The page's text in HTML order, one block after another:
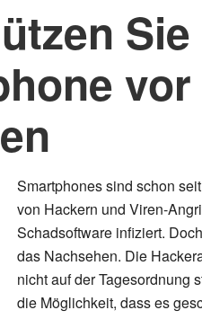
Smartphones sind schon
von Hackern und Viren-
Schadsoftware infiziert.
das Nachsehen. Die
nicht auf der Tagesordnung
die Möglichkeit, dass es